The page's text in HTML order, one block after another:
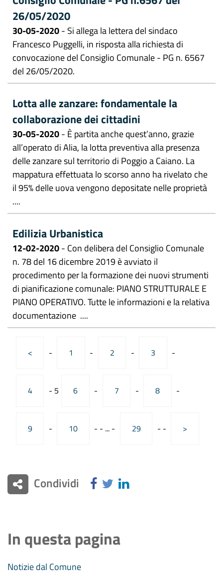
26/05/2020
30-05-2020- Si allega la lettera del sindaco
Francesco Puggelli, in risposta alla richiesta di
convocazione del Consiglio Comunale - PG n. 6567
del 26/05/2020.
Lotta alle zanzare: fondamentale la
collaborazione dei cittadini
30-05-2020- È partita anche quest’anno, grazie
all’operato di Alia, la lotta preventiva alla presenza
delle zanzare sul territorio di Poggio a Caiano. La
mappatura effettuata lo scorso anno ha rivelato che
il 95% delle uova vengono depositate nelle proprietà
....
Edilizia Urbanistica
12-02-2020- Con delibera del Consiglio Comunale
n. 78 del 16 dicembre 2019 è avviato il
procedimento per la formazione dei nuovi strumenti
di pianificazione comunale: PIANO STRUTTURALE E
PIANO OPERATIVO. Tutte le informazioni e la relativa
documentazione ....
< - 1 - 2 - 3 -
4 - 5 6 - 7 - 8 -
9 - 10 - - ... - 29 - - >
Condividi
In questa pagina
Notizie dal Comune